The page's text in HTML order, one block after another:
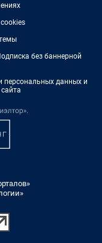
без баннерной
персональных данных и